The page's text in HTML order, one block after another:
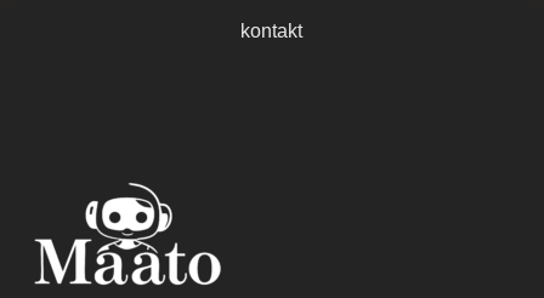
kontakt